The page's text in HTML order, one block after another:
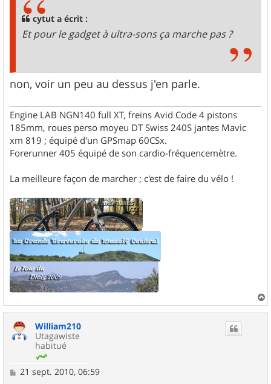
cytut a écrit :
Et pour le gadget à ultra-sons ça marche pas ?
non, voir un peu au dessus j'en parle.
Engine LAB NGN140 full XT, freins Avid Code 4 pistons
185mm, roues perso moyeu DT Swiss 240S jantes Mavic
xm 819 ; équipé d'un GPSmap 60CSx.
Forerunner 405 équipé de son cardio-fréquencemètre.
La meilleure façon de marcher ; c'est de faire du vélo !
a
William210
Utagawiste
habitué
M
21 sept. 2010, 06:59